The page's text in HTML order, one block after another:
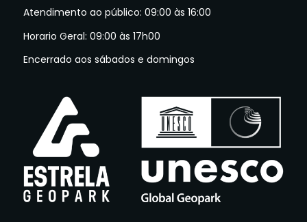
Atendimento ao público: 09:00 às 16:00
Horario Geral: 09:00 às 17h00
Encerrado aos sábados e domingos